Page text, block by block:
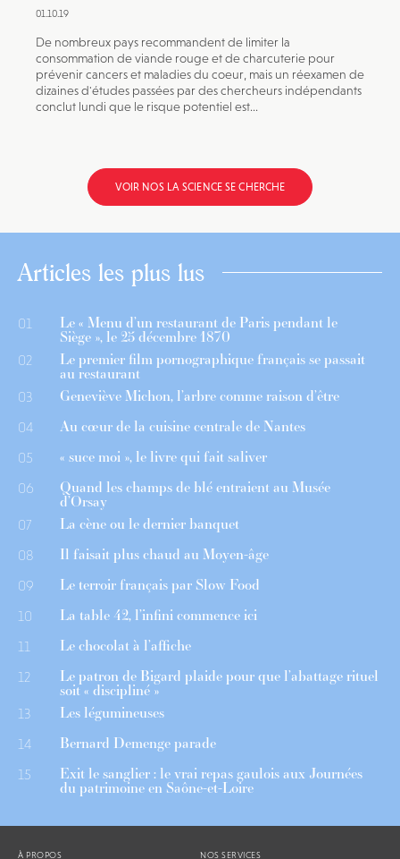
01.10.19
De nombreux pays recommandent de limiter la
consommation de viande rouge et de charcuterie pour
prévenir cancers et maladies du coeur, mais un réexamen de
dizaines d'études passées par des chercheurs indépendants
conclut lundi que le risque potentiel est...
VOIR NOS LA SCIENCE SE CHERCHE
Articles les plus lus
01 Le « Menu d’un restaurant de Paris pendant le
Siège », le 25 décembre 1870
02 Le premier film pornographique français se passait
au restaurant
03 Geneviève Michon, l’arbre comme raison d’être
04 Au cœur de la cuisine centrale de Nantes
05 « suce moi », le livre qui fait saliver
06 Quand les champs de blé entraient au Musée
d’Orsay
07 La cène ou le dernier banquet
08 Il faisait plus chaud au Moyen-âge
09 Le terroir français par Slow Food
10 La table 42, l’infini commence ici
11 Le chocolat à l’affiche
12 Le patron de Bigard plaide pour que l’abattage rituel
soit « discipliné »
13 Les légumineuses
14 Bernard Demenge parade
15 Exit le sanglier : le vrai repas gaulois aux Journées
du patrimoine en Saône-et-Loire
À PROPOS NOS SERVICES